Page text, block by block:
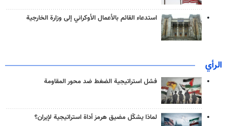
استدعاء القائم بالأعمال الأوكراني إلى وزارة الخارجية
الرأي
فشل استراتيجية الضغط ضد محور المقاومة
لماذا يشكّل مضيق هرمز أداة استراتيجية لإيران؟